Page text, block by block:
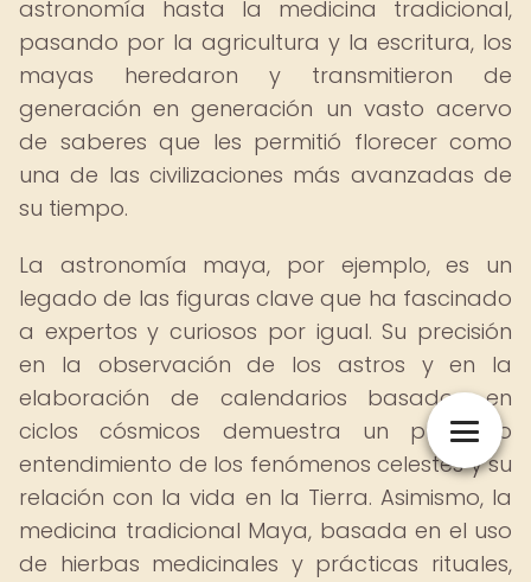
astronomía hasta la medicina tradicional,
pasando por la agricultura y la escritura, los
mayas heredaron y transmitieron de
generación en generación un vasto acervo
de saberes que les permitió florecer como
una de las civilizaciones más avanzadas de
su tiempo.
La astronomía maya, por ejemplo, es un
legado de las figuras clave que ha fascinado
a expertos y curiosos por igual. Su precisión
en la observación de los astros y en la
elaboración de calendarios basados en
ciclos cósmicos demuestra un profundo
entendimiento de los fenómenos celestes y su
relación con la vida en la Tierra. Asimismo, la
medicina tradicional Maya, basada en el uso
de hierbas medicinales y prácticas rituales,